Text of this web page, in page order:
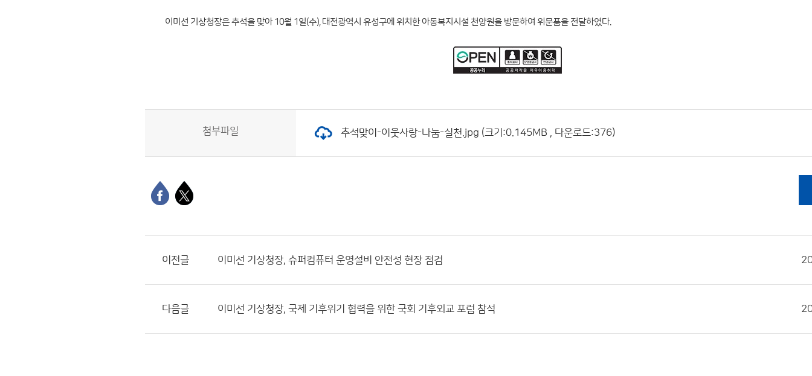
이미선 기상청장은 추석을 맞아 10월 1일(수), 대전광역시 유성구에 위치한 아동복지시설 천양원을 방문하여 위문품을 전달하였다.
첨부파일 추석맞이-이웃사랑-나눔-실천.jpg (크기:0.145MB , 다운로드:376)
이전글 이미선 기상청장, 슈퍼컴퓨터 운영설비 안전성 현장 점검
다음글 이미선 기상청장, 국제 기후위기 협력을 위한 국회 기후외교 포럼 참석